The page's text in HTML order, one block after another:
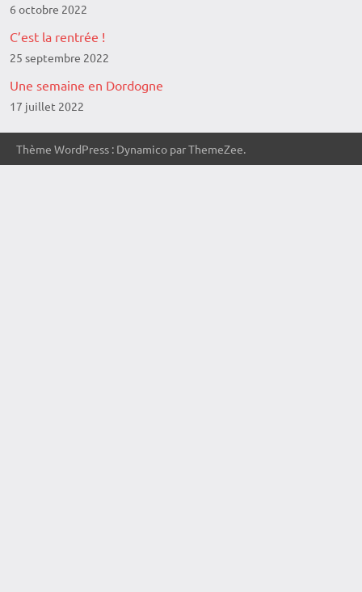
6 octobre 2022
C’est la rentrée !
25 septembre 2022
Une semaine en Dordogne
17 juillet 2022
Thème WordPress : Dynamico par ThemeZee.